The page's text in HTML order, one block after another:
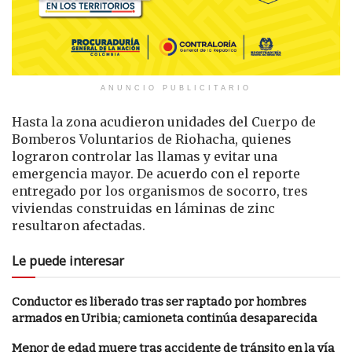
ANUNCIO PUBLICITARIO
Hasta la zona acudieron unidades del Cuerpo de
Bomberos Voluntarios de Riohacha, quienes
lograron controlar las llamas y evitar una
emergencia mayor. De acuerdo con el reporte
entregado por los organismos de socorro, tres
viviendas construidas en láminas de zinc
resultaron afectadas.
Le puede interesar
Conductor es liberado tras ser raptado por hombres
armados en Uribia; camioneta continúa desaparecida
Menor de edad muere tras accidente de tránsito en la vía